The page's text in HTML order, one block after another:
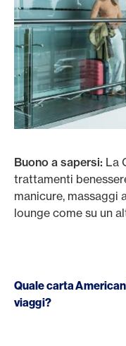
Buono a sapersi: La
trattamenti
manicure, massaggi
lounge come su un
Quale carta
viaggi?